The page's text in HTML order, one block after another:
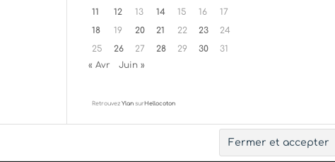
11
12 13 14 15 16
17
18
19 20 21 22 23
24
25
26 27 28 29 30
31
« Avr
Juin »
Retrouvez Ylansur Hellocoton